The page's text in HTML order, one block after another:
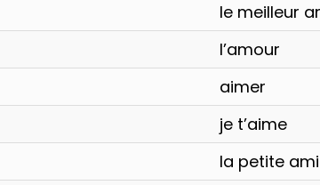
le meilleur
l’amour
aimer
je t’aime
la petite